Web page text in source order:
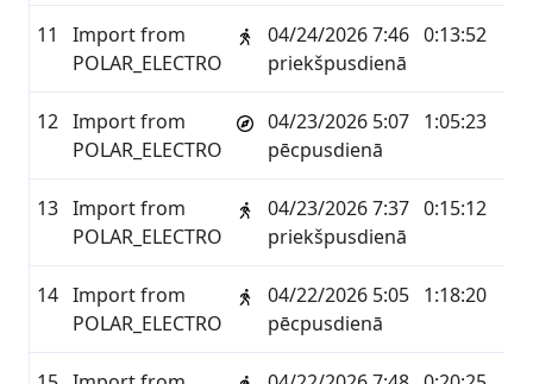
11
Import from
POLAR_ELECTRO
04/24/2026 7:46
priekšpusdienā
0:13:52
12 Import from
POLAR_ELECTRO
04/23/2026 5:07
pēcpusdienā
1:05:23
13 Import from
POLAR_ELECTRO
04/23/2026 7:37
priekšpusdienā
0:15:12
14 Import from
POLAR_ELECTRO
04/22/2026 5:05
pēcpusdienā
1:18:20